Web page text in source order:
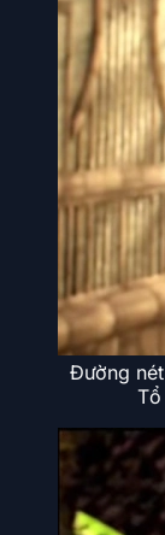
Đường